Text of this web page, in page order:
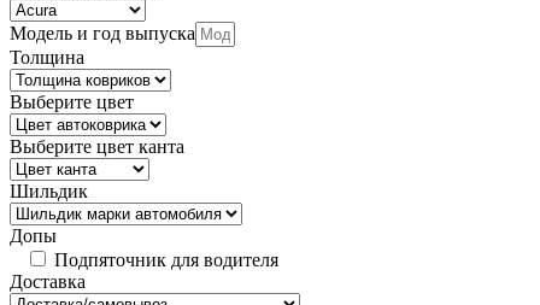
Модель и год выпуска
Толщина
Выберите цвет
Выберите цвет канта
Шильдик
Допы
Подпяточник для водителя
Доставка